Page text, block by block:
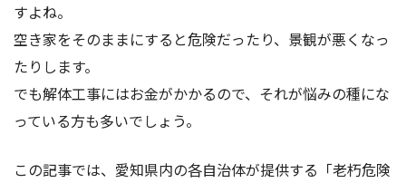
すよね。
空き家をそのままにすると危険だったり、景観が悪くなっ
たりします。
でも解体工事にはお金がかかるので、それが悩みの種にな
っている方も多いでしょう。
この記事では、愛知県内の各自治体が提供する「老朽危険